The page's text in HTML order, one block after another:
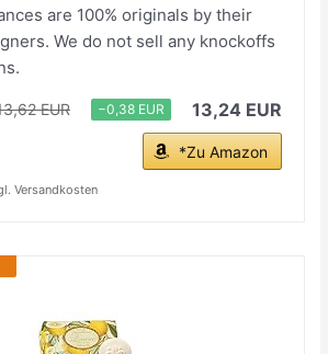
are 100% originals by their
We do not sell any knockoffs
EUR −0,38 EUR 13,24 EUR
*Zu Amazon
Versandkosten